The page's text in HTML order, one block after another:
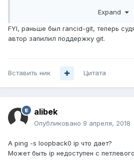
Expand
FYI, раньше был rancid-git, теперь
автор запилил поддержку git.
Вставить ник Цитата
alibek
Опубликовано 9 апреля, 2018
А ping -s loopback0 ip что дает?
Может быть ip недоступен с